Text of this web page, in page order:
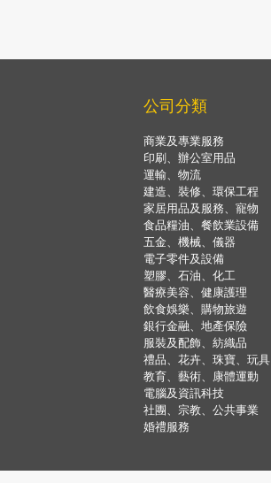
公司分類
商業及專業服務
印刷、辦公室用品
運輸、物流
建造、裝修、環保工程
家居用品及服務、寵物
食品糧油、餐飲業設備
五金、機械、儀器
電子零件及設備
塑膠、石油、化工
醫療美容、健康護理
飲食娛樂、購物旅遊
銀行金融、地產保險
服裝及配飾、紡織品
禮品、花卉、珠寶、玩具
教育、藝術、康體運動
電腦及資訊科技
社團、宗教、公共事業
婚禮服務